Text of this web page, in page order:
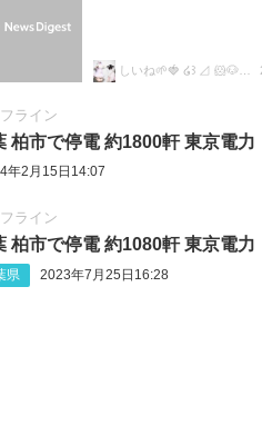
しいね🌱🍓 ໒꒱ ⊿ 🐹🐶🍵🎀🐸✡️💛
ライン
柏市で停電 約1800軒 東京電力
年2月15日14:07
ライン
柏市で停電 約1080軒 東京電力
県 2023年7月25日16:28